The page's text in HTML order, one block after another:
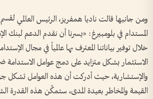
ومن جانبها قالت ناديا همفريز، الرئيس العالمي
المستدام في بلومبيرغ: «يسرنا أن نقدم الدعم لبنك
خلال توفير بياناتنا المعترف بها عالمياً في مجال
الاستثمار بشكل متزايد على دمج عوامل الاستدامة
والإستشارية، حيث أدركت أن هذه العوامل تشكل
القيمة والمخاطر بعيدة المدى، ستمكِّن هذه القدرة